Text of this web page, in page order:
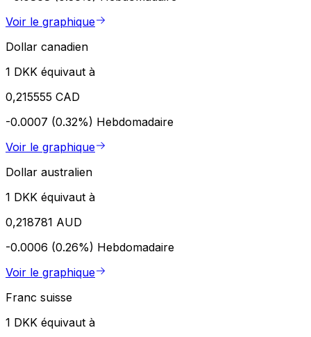
Voir le graphique
Dollar canadien
1 DKK équivaut à
0,215555 CAD
-0.0007 (0.32%) Hebdomadaire
Voir le graphique
Dollar australien
1 DKK équivaut à
0,218781 AUD
-0.0006 (0.26%) Hebdomadaire
Voir le graphique
Franc suisse
1 DKK équivaut à